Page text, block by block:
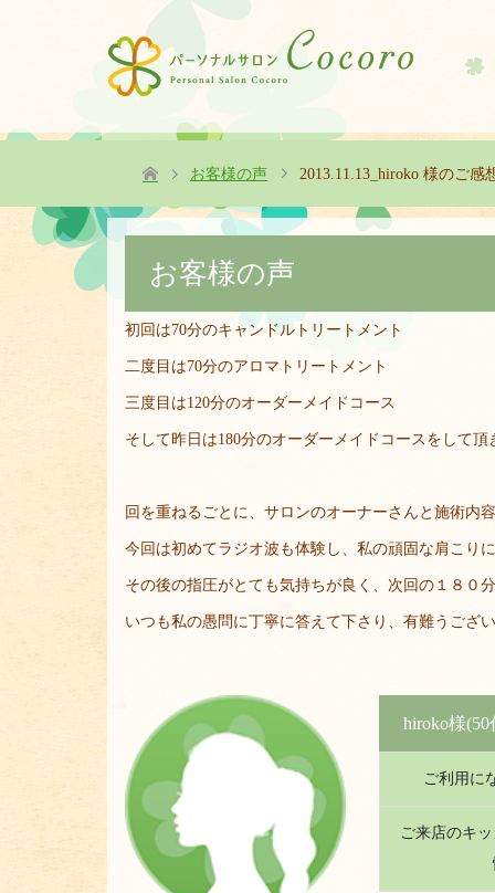
お客様の声 2013.11.13_hiroko 様のご感
お客様の声
初回は70分のキャンドルトリートメント
二度目は70分のアロマトリートメント
三度目は120分のオーダーメイドコース
そして昨日は180分のオーダーメイドコースをして頂
回を重ねるごとに、サロンのオーナーさんと施術内
今回は初めてラジオ波も体験し、私の頑固な肩こり
その後の指圧がとても気持ちが良く、次回の１８０
いつも私の愚問に丁寧に答えて下さり、有難うござ
hiroko様(50
ご利用に
ご来店のキ